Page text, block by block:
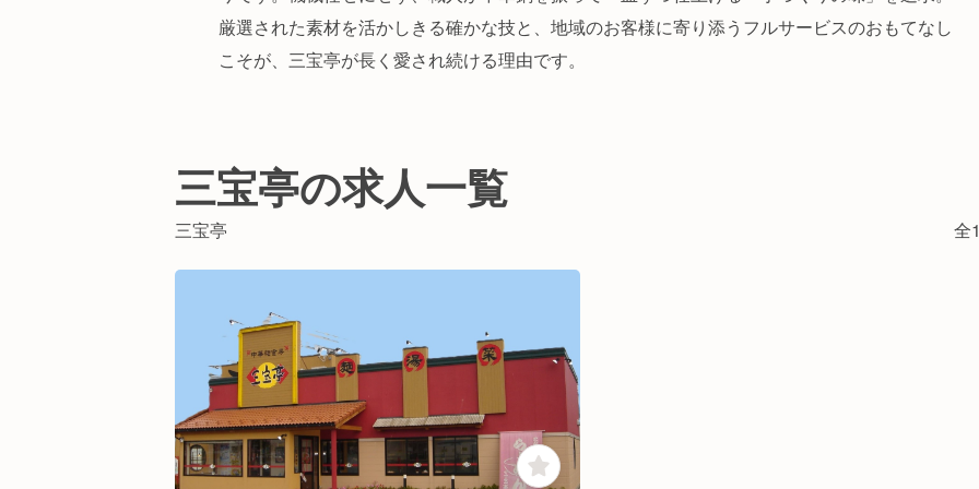
厳選された素材を活かしきる確かな技と、地域のお客様に寄り添うフルサービスのおもてなし
こそが、三宝亭が長く愛され続ける理由です。
三宝亭の求人一覧
三宝亭 全